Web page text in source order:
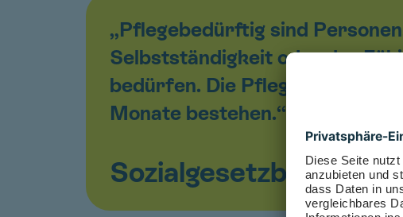
„Pflegebedürftig sind
Selbstständigkeit oder der
bedürfen. Die
Monate bestehen.“
Sozialgesetzbuch